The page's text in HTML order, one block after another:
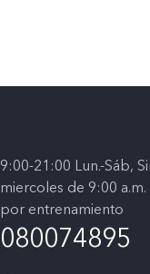
9:00-21:00 Lun.-Sáb,
miercoles de 9:00 a.m.
por entrenamiento
080074895